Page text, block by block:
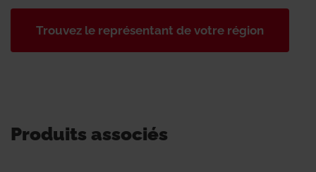
Trouvez le représentant de votre région
Produits associés